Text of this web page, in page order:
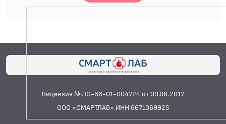
Лицензия №ЛО-66-01-004724 от 09.06.2017
ООО «СМАРТЛАБ» ИНН 6671069925